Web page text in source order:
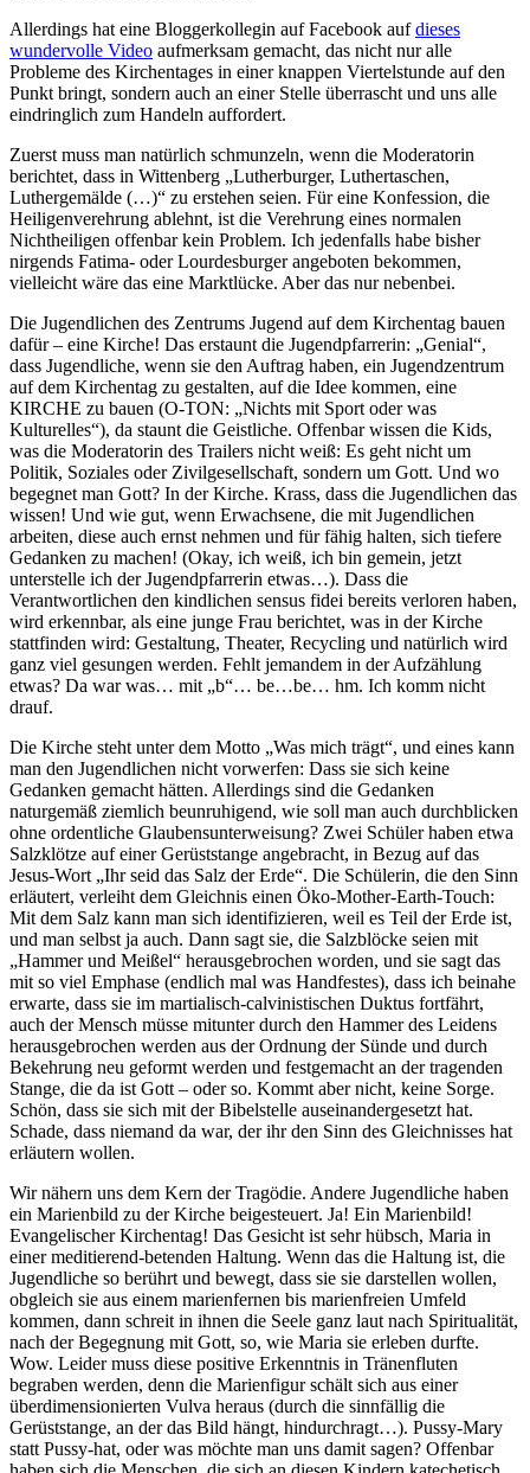
Allerdings hat eine Bloggerkollegin auf Facebook aufdieses
wundervolle Video aufmerksam gemacht, das nicht nur alle
Probleme des Kirchentages in einer knappen Viertelstunde auf den
Punkt bringt, sondern auch an einer Stelle überrascht und uns alle
eindringlich zum Handeln auffordert.
Zuerst muss man natürlich schmunzeln, wenn die Moderatorin
berichtet, dass in Wittenberg „Lutherburger, Luthertaschen,
Luthergemälde (…)“ zu erstehen seien. Für eine Konfession, die
Heiligenverehrung ablehnt, ist die Verehrung eines normalen
Nichtheiligen offenbar kein Problem. Ich jedenfalls habe bisher
nirgends Fatima- oder Lourdesburger angeboten bekommen,
vielleicht wäre das eine Marktlücke. Aber das nur nebenbei.
Die Jugendlichen des Zentrums Jugend auf dem Kirchentag bauen
dafür – eine Kirche! Das erstaunt die Jugendpfarrerin: „Genial“,
dass Jugendliche, wenn sie den Auftrag haben, ein Jugendzentrum
auf dem Kirchentag zu gestalten, auf die Idee kommen, eine
KIRCHE zu bauen (O-TON: „Nichts mit Sport oder was
Kulturelles“), da staunt die Geistliche. Offenbar wissen die Kids,
was die Moderatorin des Trailers nicht weiß: Es geht nicht um
Politik, Soziales oder Zivilgesellschaft, sondern um Gott. Und wo
begegnet man Gott? In der Kirche. Krass, dass die Jugendlichen das
wissen! Und wie gut, wenn Erwachsene, die mit Jugendlichen
arbeiten, diese auch ernst nehmen und für fähig halten, sich tiefere
Gedanken zu machen! (Okay, ich weiß, ich bin gemein, jetzt
unterstelle ich der Jugendpfarrerin etwas…). Dass die
Verantwortlichen den kindlichen sensus fidei bereits verloren haben,
wird erkennbar, als eine junge Frau berichtet, was in der Kirche
stattfinden wird: Gestaltung, Theater, Recycling und natürlich wird
ganz viel gesungen werden. Fehlt jemandem in der Aufzählung
etwas? Da war was… mit „b“… be…be… hm. Ich komm nicht
drauf.
Die Kirche steht unter dem Motto „Was mich trägt“, und eines kann
man den Jugendlichen nicht vorwerfen: Dass sie sich keine
Gedanken gemacht hätten. Allerdings sind die Gedanken
naturgemäß ziemlich beunruhigend, wie soll man auch durchblicken
ohne ordentliche Glaubensunterweisung? Zwei Schüler haben etwa
Salzklötze auf einer Gerüststange angebracht, in Bezug auf das
Jesus-Wort „Ihr seid das Salz der Erde“. Die Schülerin, die den Sinn
erläutert, verleiht dem Gleichnis einen Öko-Mother-Earth-Touch:
Mit dem Salz kann man sich identifizieren, weil es Teil der Erde ist,
und man selbst ja auch. Dann sagt sie, die Salzblöcke seien mit
„Hammer und Meißel“ herausgebrochen worden, und sie sagt das
mit so viel Emphase (endlich mal was Handfestes), dass ich beinahe
erwarte, dass sie im martialisch-calvinistischen Duktus fortfährt,
auch der Mensch müsse mitunter durch den Hammer des Leidens
herausgebrochen werden aus der Ordnung der Sünde und durch
Bekehrung neu geformt werden und festgemacht an der tragenden
Stange, die da ist Gott – oder so. Kommt aber nicht, keine Sorge.
Schön, dass sie sich mit der Bibelstelle auseinandergesetzt hat.
Schade, dass niemand da war, der ihr den Sinn des Gleichnisses hat
erläutern wollen.
Wir nähern uns dem Kern der Tragödie. Andere Jugendliche haben
ein Marienbild zu der Kirche beigesteuert. Ja! Ein Marienbild!
Evangelischer Kirchentag! Das Gesicht ist sehr hübsch, Maria in
einer meditierend-betenden Haltung. Wenn das die Haltung ist, die
Jugendliche so berührt und bewegt, dass sie sie darstellen wollen,
obgleich sie aus einem marienfernen bis marienfreien Umfeld
kommen, dann schreit in ihnen die Seele ganz laut nach Spiritualität,
nach der Begegnung mit Gott, so, wie Maria sie erleben durfte.
Wow. Leider muss diese positive Erkenntnis in Tränenfluten
begraben werden, denn die Marienfigur schält sich aus einer
überdimensionierten Vulva heraus (durch die sinnfällig die
Gerüststange, an der das Bild hängt, hindurchragt…). Pussy-Mary
statt Pussy-hat, oder was möchte man uns damit sagen? Offenbar